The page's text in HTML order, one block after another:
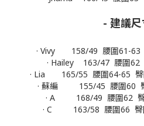
- 建議
· Vivy 158/49 腰圍61-63
· Hailey 163/47 腰圍62
· Lia 165/55 腰圍64-65 臀
· 蘇編 155/45 腰圍60
· A 168/49 腰圍62 臀
· C 163/58 腰圍66 臀